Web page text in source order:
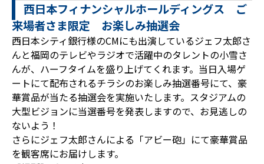
西日本フィナンシャルホールディングス ご
来場者さま限定 お楽しみ抽選会
西日本シティ銀行様のCMにも出演しているジェフ太郎さ
んと福岡のテレビやラジオで活躍中のタレントの小雪さ
んが、ハーフタイムを盛り上げてくれます。当日入場ゲ
ートにて配布されるチラシのお楽しみ抽選番号にて、豪
華賞品が当たる抽選会を実施いたします。スタジアムの
大型ビジョンに当選番号を発表しますので、お見逃しの
ないよう！
さらにジェフ太郎さんによる「アビー砲」にて豪華賞品
を観客席にお届けします。